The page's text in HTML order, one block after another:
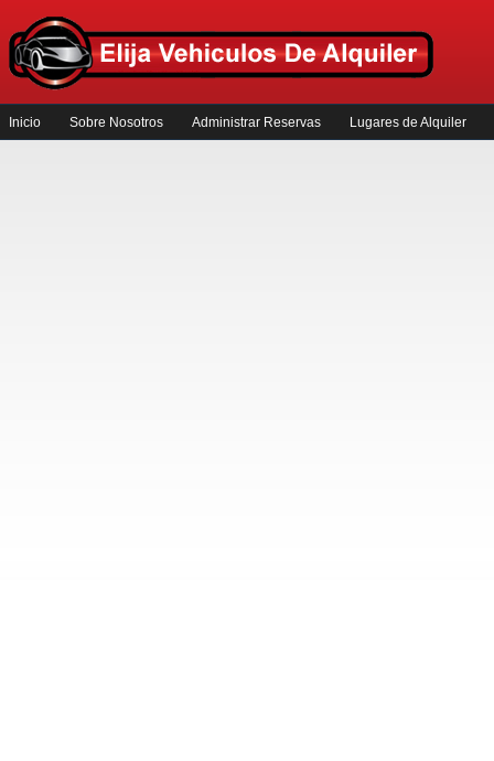
Inicio Sobre Nosotros Administrar Reservas Lugares de Alquiler